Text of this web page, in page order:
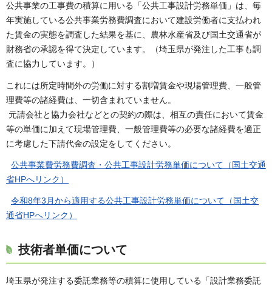
公共事業の工事費の積算に用いる「公共工事設計労務単価」は、毎
年実施している公共事業労務費調査において建設労働者に支払われ
た賃金の実態を調査した結果を基に、農林水産省及び国土交通省が
財務省の承認を得て決定しています。（埼玉県が発注した工事も調
査に協力しています。）
これには所定時間外の労働に対する割増賃金や現場管理費、一般管
理費等の諸経費は、一切含まれていません。
元請会社と協力会社などとの契約の際は、相互の責任において賃金
等の単価に加えて現場管理費、一般管理費等の必要な諸経費を適正
に考慮した下請代金の設定をしてください。
公共事業費労務費調査・公共工事設計労務単価について（国土交通
省HPへリンク）
令和8年3月から適用する公共工事設計労務単価について（国土交
通省HPへリンク）
技術者単価について
埼玉県が発注する委託業務等の積算に使用している「設計業務委託